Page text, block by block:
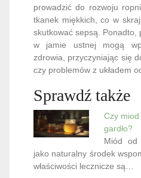
prowadzić do rozwoju
tkanek miękkich, co w
skutkować sepsą. Ponadto,
w jamie ustnej mogą
zdrowia, przyczyniając się
czy problemów z układem
Sprawdź także
Czy
gardło?
Miód od
jako naturalny środek
właściwości lecznicze są…